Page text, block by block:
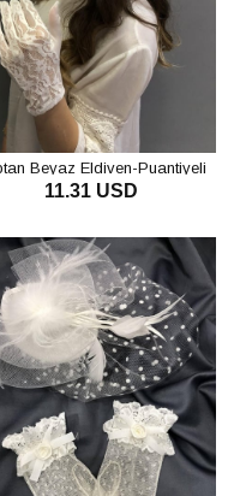
Beyaz Eldiven-Puantiyeli
Vualet Nikah Şapkası
11.31 USD